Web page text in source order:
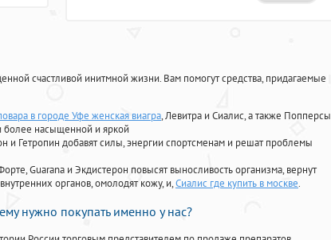
счастливой инитмной жизни. Вам помогут средства, придагаемые
в городе Уфе женская виагра, Левитра и Сиалис, а также Попперсы
более насыщенной и яркой
и Гетропин добавят силы, энергии спортсменам и решат проблемы
Guarana и Экдистерон повысят выносливость организма, вернут
органов, омолодят кожу, и,Сиалис где купить в москве.
нужно покупать именно у нас?